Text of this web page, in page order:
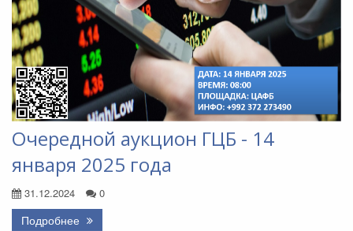
Очередной аукцион ГЦБ - 14
января 2025 года
31.12.2024 0
Подробнее